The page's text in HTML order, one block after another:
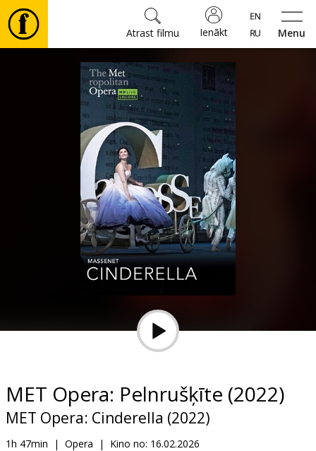
Menu
Ienākt
Atrast filmu
Pasākumi
B2B
MET Opera: Pelnrušķīte (2022)
MET Opera: Cinderella (2022)
1h 47min | Opera | Kino no: 16.02.2026